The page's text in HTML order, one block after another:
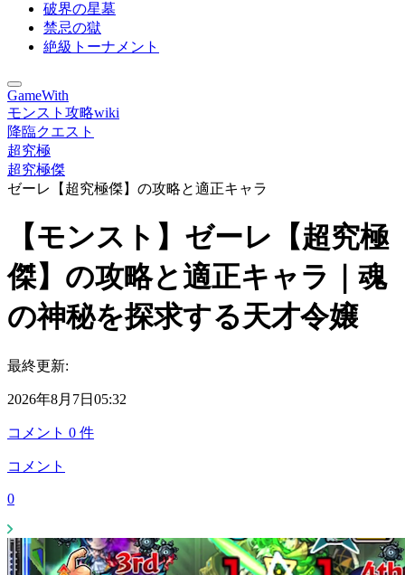
破界の星墓
禁忌の獄
絶級トーナメント
GameWith
モンスト攻略wiki
降臨クエスト
超究極
超究極傑
ゼーレ【超究極傑】の攻略と適正キャラ
【モンスト】ゼーレ【超究極
傑】の攻略と適正キャラ｜魂
の神秘を探求する天才令嬢
最終更新:
2026年8月7日05:32
コメント 0 件
コメント
0